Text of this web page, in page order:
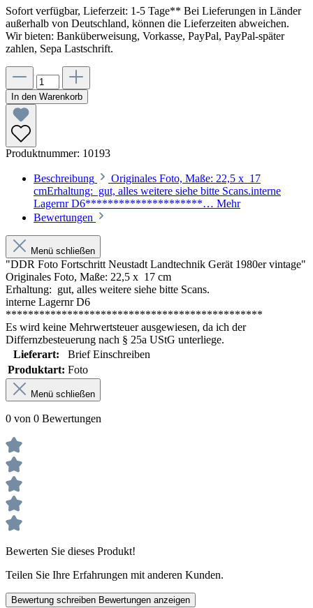
Sofort verfügbar, Lieferzeit: 1-5 Tage** Bei Lieferungen in Länder
außerhalb von Deutschland, können die Lieferzeiten abweichen.
Wir bieten: Banküberweisung, Vorkasse, PayPal, PayPal-später
zahlen, Sepa Lastschrift.
In den Warenkorb
Produktnummer: 10193
Beschreibung
Originales Foto, Maße: 22,5 x 17
cmErhaltung: gut, alles weitere siehe bitte Scans.interne
Lagernr D6*********************… Mehr
Bewertungen
Menü schließen
"DDR Foto Fortschritt Neustadt Landtechnik Gerät 1980er vintage"
Originales Foto, Maße: 22,5 x 17 cm
Erhaltung: gut, alles weitere siehe bitte Scans.
interne Lagernr D6
**********************************************
Es wird keine Mehrwertsteuer ausgewiesen, da ich der
Differnzbesteuerung nach § 25a UStG unterliege.
Lieferart:
Brief Einschreiben
Produktart: Foto
Menü schließen
0 von 0 Bewertungen
Bewerten Sie dieses Produkt!
Teilen Sie Ihre Erfahrungen mit anderen Kunden.
Bewertung schreiben Bewertungen anzeigen